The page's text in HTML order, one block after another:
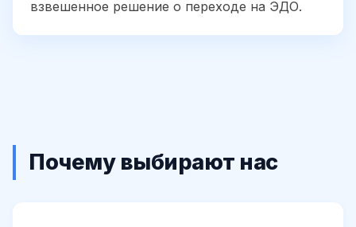
взвешенное решение о переходе на ЭДО.
Почему выбирают нас